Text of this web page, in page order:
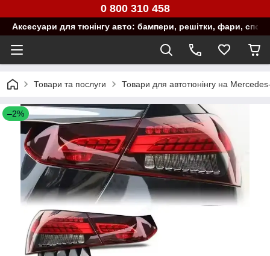
0 800 310 458
Аксесуари для тюнінгу авто: бампери, решітки, фари,
Товари та послуги Товари для автотюнінгу на
–2%